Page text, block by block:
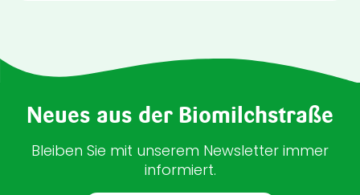
Neues aus der Biomilchstraße
Bleiben Sie mit unserem Newsletter immer
informiert.